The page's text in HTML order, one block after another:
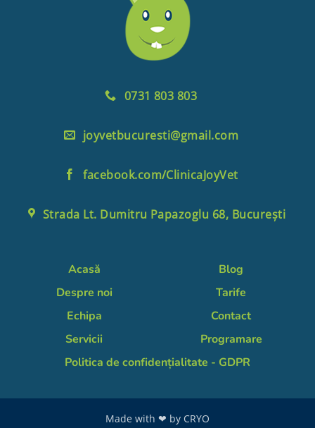
0731 803 803
joyvetbucuresti@gmail.com
facebook.com/ClinicaJoyVet
Strada Lt. Dumitru Papazoglu 68, București
Acasă
Despre noi
Echipa
Servicii
Blog
Tarife
Contact
Programare
Politica de confidențialitate - GDPR
Made with ❤ by CRYO